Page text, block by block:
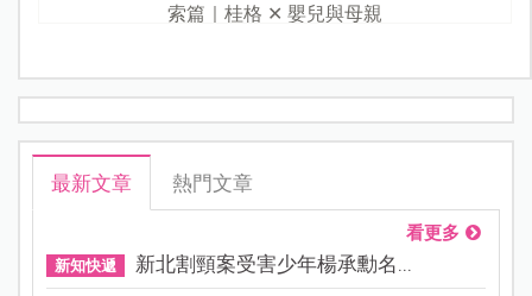
索篇｜桂格 ✕ 嬰兒與母親
最新文章 熱門文章
看更多
新知快遞 新北割頸案受害少年楊承勳名...